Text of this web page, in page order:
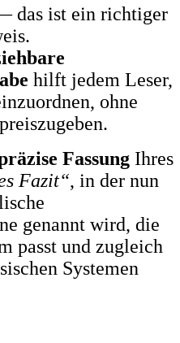
das ist ein richtiger
hilft jedem Leser,
ohne
Fassung Ihres
Fazit“, in der nun
genannt wird, die
passt und zugleich
Systemen